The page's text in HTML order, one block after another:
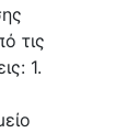
τις
1.